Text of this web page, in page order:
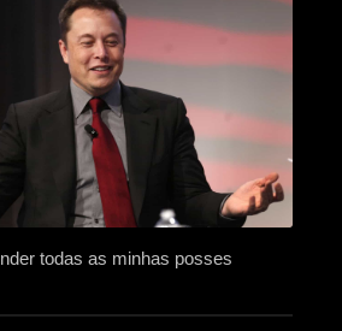
todas as minhas posses